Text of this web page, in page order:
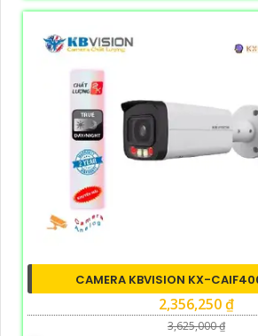
CAMERA KBVISION KX-
2,356,250 ₫
3,625,000 ₫